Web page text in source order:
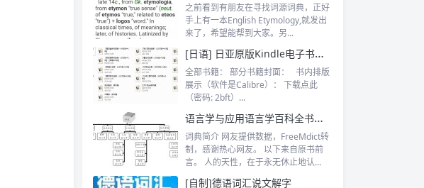
之前看到有朋友在寻找词源词典，正好
手上有一本English Etymology,就发出
来了，希望能帮到大家。另...
[日语] 日亚原版Kindle电子书小合集
全部书籍： 部分书籍封面： 书内排版
展示（软件是Calibre）： 下载点此
（密码: 2bft）...
语言学与应用语言学百科全书词典
词典简介 网友提供数据，FreeMdict转
制，感谢热心网友。 以下来自原书前
言。 人的天性，在于永无休止地认...
[自制]德语词汇说文解字